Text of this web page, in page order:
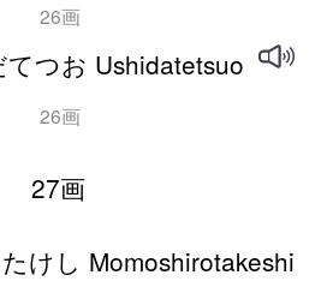
26画
てつお Ushidatetsuo
26画
27画
けし Momoshirotakeshi